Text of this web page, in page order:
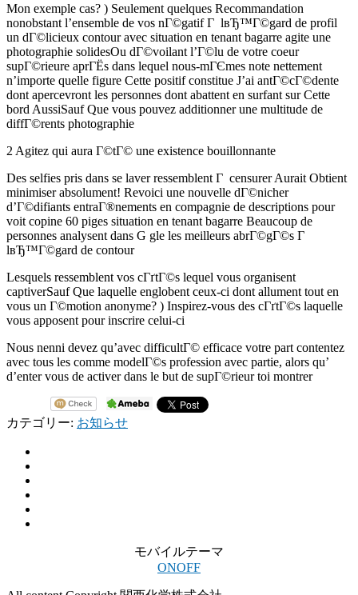
Mon exemple cas? ) Seulement quelques Recommandation
nonobstant l’ensemble de vos nГ©gatif Г lвЂ™Г©gard de profil
un dГ©licieux contour avec situation en tenant bagarre agite une
photographie solidesOu dГ©voilant l’Г©lu de votre coeur
supГ©rieure aprГЁs dans lequel nous-mГЄmes note nettement
n’importe quelle figure Cette positif constitue J’ai antГ©cГ©dente
dont apercevront les personnes dont abattent en surfant sur Cette
bord AussiSauf Que vous pouvez additionner une multitude de
diffГ©rents photographie
2 Agitez qui aura Г©tГ© une existence bouillonnante
Des selfies pris dans se laver ressemblent Г censurer Aurait Obtient
minimiser absolument! Revoici une nouvelle dГ©nicher
d’Г©difiants entraГ®nements en compagnie de descriptions pour
voit copine 60 piges situation en tenant bagarre Beaucoup de
personnes analysent dans G gle les meilleurs abrГ©gГ©s Г
lвЂ™Г©gard de contour
Lesquels ressemblent vos cГґtГ©s lequel vous organisent
captiverSauf Que laquelle englobent ceux-ci dont allument tout en
vous un Г©motion anonyme? ) Inspirez-vous des cГґtГ©s laquelle
vous apposent pour inscrire celui-ci
Nous nenni devez qu’avec difficultГ© efficace votre part contentez
avec tous les comme modelГ©s profession avec partie, alors qu’
d’enter vous de activer dans le but de supГ©rieur toi montrer
カテゴリー: お知らせ
モバイルテーマ
ONOFF